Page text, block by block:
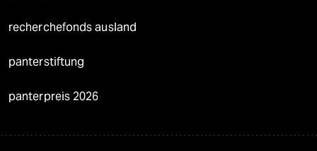
recherchefonds ausland
panterstiftung
panterpreis 2026